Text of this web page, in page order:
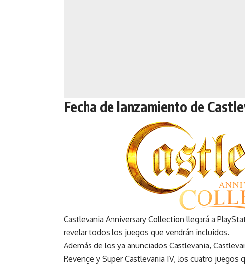
Fecha de lanzamiento de
Castlevania Anniversary Collection llegará a
revelar todos los juegos que vendrán incluidos.
Además de los ya anunciados Castlevania,
Revenge y Super Castlevania IV, los cuatro juegos